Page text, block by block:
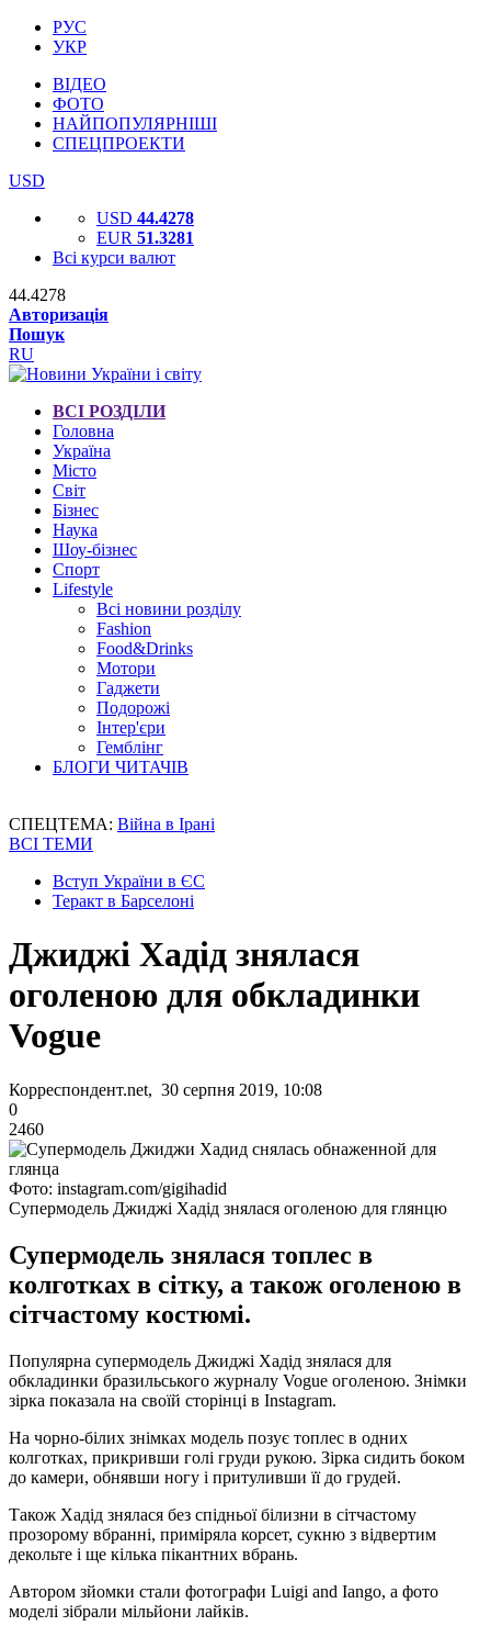
РУС
УКР
ВІДЕО
ФОТО
НАЙПОПУЛЯРНІШІ
СПЕЦПРОЕКТИ
USD
USD 44.4278
EUR 51.3281
Всі курси валют
44.4278
Авторизація
Пошук
RU
ВСІ РОЗДІЛИ
Головна
Україна
Місто
Світ
Бізнес
Наука
Шоу-бізнес
Спорт
Lifestyle
Всі новини розділу
Fashion
Food&Drinks
Мотори
Гаджети
Подорожі
Інтер'єри
Гемблінг
БЛОГИ ЧИТАЧІВ
СПЕЦТЕМА: Війна в Ірані
ВСІ ТЕМИ
Вступ України в ЄС
Теракт в Барселоні
Джиджі Хадід знялася
оголеною для обкладинки
Vogue
Корреспондент.net, 30 серпня 2019, 10:08
0
2460
Фото: instagram.com/gigihadid
Супермодель Джиджі Хадід знялася оголеною для глянцю
Супермодель знялася топлес в
колготках в сітку, а також оголеною в
сітчастому костюмі.
Популярна супермодель Джиджі Хадід знялася для
обкладинки бразильського журналу Vogue оголеною. Знімки
зірка показала на своїй сторінці в Instagram.
На чорно-білих знімках модель позує топлес в одних
колготках, прикривши голі груди рукою. Зірка сидить боком
до камери, обнявши ногу і притуливши її до грудей.
Також Хадід знялася без спідньої білизни в сітчастому
прозорому вбранні, приміряла корсет, сукню з відвертим
декольте і ще кілька пікантних вбрань.
Автором зйомки стали фотографи Luigi and Iango, а фото
моделі зібрали мільйони лайків.